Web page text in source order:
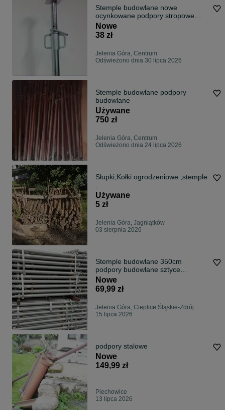
Stemple budowlane nowe
ocynkowane podpory stropowe
sztyce
Nowe
38 zł
Jelenia Góra, Centrum
Odświeżono dnia 30 lipca 2026
Stemple budowlane podpory
budowlane
Używane
750 zł
Jelenia Góra, Centrum
Odświeżono dnia 24 lipca 2026
Słupki,Kołki ogrodzeniowe ,stemple
.
Używane
5 zł
Jelenia Góra, Jagniątków
03 sierpnia 2026
Stemple budowlane 350cm
podpory budowlane sztyce
budowlane szalunki
Nowe
69,99 zł
Jelenia Góra, Cieplice Śląskie-Zdrój
15 lipca 2026
podpory stalowe
Nowe
149,99 zł
Piechowice
13 lipca 2026